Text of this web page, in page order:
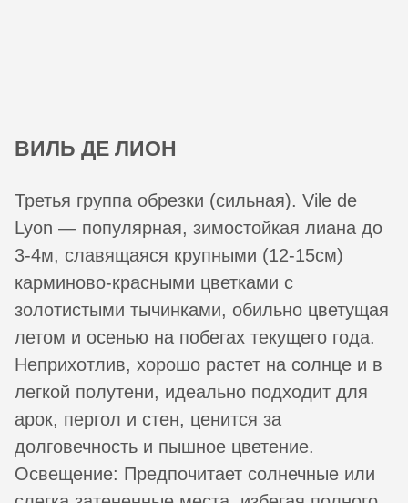
ВИЛЬ ДЕ ЛИОН
Третья группа обрезки (сильная). Vile de
Lyon — популярная, зимостойкая лиана до
3-4м, славящаяся крупными (12-15см)
карминово-красными цветками с
золотистыми тычинками, обильно цветущая
летом и осенью на побегах текущего года.
Неприхотлив, хорошо растет на солнце и в
легкой полутени, идеально подходит для
арок, пергол и стен, ценится за
долговечность и пышное цветение.
Освещение: Предпочитает солнечные или